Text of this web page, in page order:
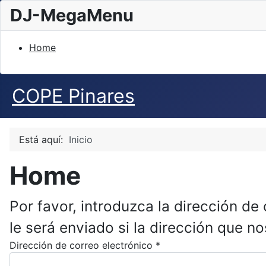
DJ-MegaMenu
Home
COPE Pinares
Está aquí: Inicio
Home
Por favor, introduzca la dirección
le será enviado si la dirección que
Dirección de correo electrónico *